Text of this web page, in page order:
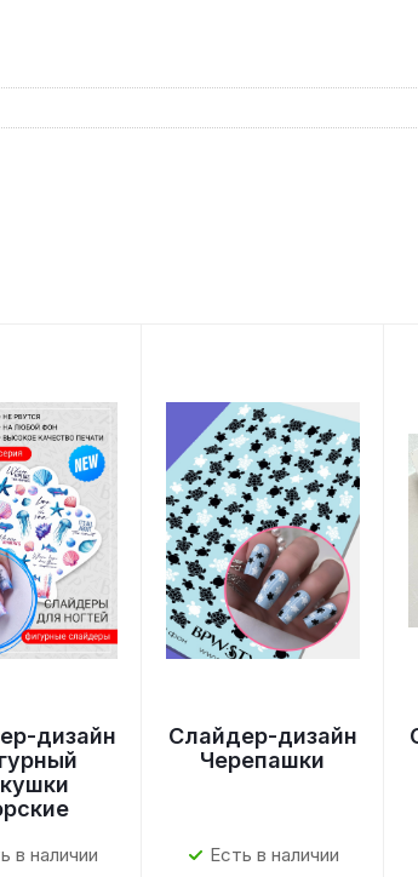
дизайн
в наличии
Слайдер-дизайн
Черепашки
Есть в наличии